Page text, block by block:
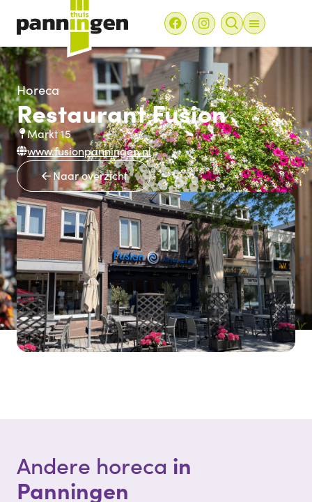
Horeca
Restaurant Fusion
Markt 15
www.fusionpanningen.nl
Naar overzicht
Andere horeca in
Panningen